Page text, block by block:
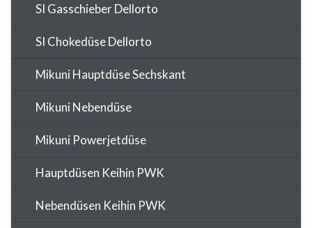
SI Gasschieber Dellorto
SI Chokedüse Dellorto
Mikuni Hauptdüse Sechskant
Mikuni Nebendüse
Mikuni Powerjetdüse
Hauptdüsen Keihin PWK
Nebendüsen Keihin PWK